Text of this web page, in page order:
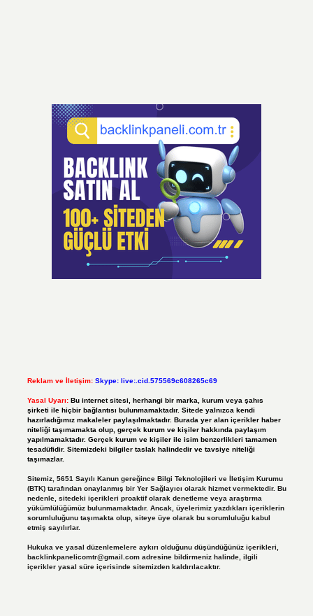
Reklam ve İletişim: Skype: live:.cid.575569c608265c69
Yasal Uyarı: Bu internet sitesi, herhangi bir marka, kurum veya şahıs
şirketi ile hiçbir bağlantısı bulunmamaktadır. Sitede yalnızca kendi
hazırladığımız makaleler paylaşılmaktadır. Burada yer alan içerikler haber
niteliği taşımamakta olup, gerçek kurum ve kişiler hakkında paylaşım
yapılmamaktadır. Gerçek kurum ve kişiler ile isim benzerlikleri tamamen
tesadüfidir. Sitemizdeki bilgiler taslak halindedir ve tavsiye niteliği
taşımazlar.
Sitemiz, 5651 Sayılı Kanun gereğince Bilgi Teknolojileri ve İletişim Kurumu
(BTK) tarafından onaylanmış bir Yer Sağlayıcı olarak hizmet vermektedir. Bu
nedenle, sitedeki içerikleri proaktif olarak denetleme veya araştırma
yükümlülüğümüz bulunmamaktadır. Ancak, üyelerimiz yazdıkları içeriklerin
sorumluluğunu taşımakta olup, siteye üye olarak bu sorumluluğu kabul
etmiş sayılırlar.
Hukuka ve yasal düzenlemelere aykırı olduğunu düşündüğünüz içerikleri,
backlinkpanelicomtr@gmail.comadresine bildirmeniz halinde, ilgili
içerikler yasal süre içerisinde sitemizden kaldırılacaktır.